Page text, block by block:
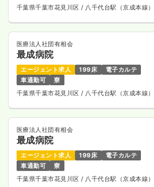
千葉県千葉市花見川区 / 八千代台駅（京成本線）
医療法人社団有相会
最成病院
エージェント求人 199床
電子カルテ
車通勤可
寮
千葉県千葉市花見川区 / 八千代台駅（京成本線）
医療法人社団有相会
最成病院
エージェント求人 199床
電子カルテ
車通勤可
寮
千葉県千葉市花見川区 / 八千代台駅（京成本線）